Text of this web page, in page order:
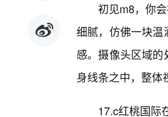
初见m8，你
细腻，仿佛一块
感。摄像头区域
身线条之中，整体
17.c红桃国际